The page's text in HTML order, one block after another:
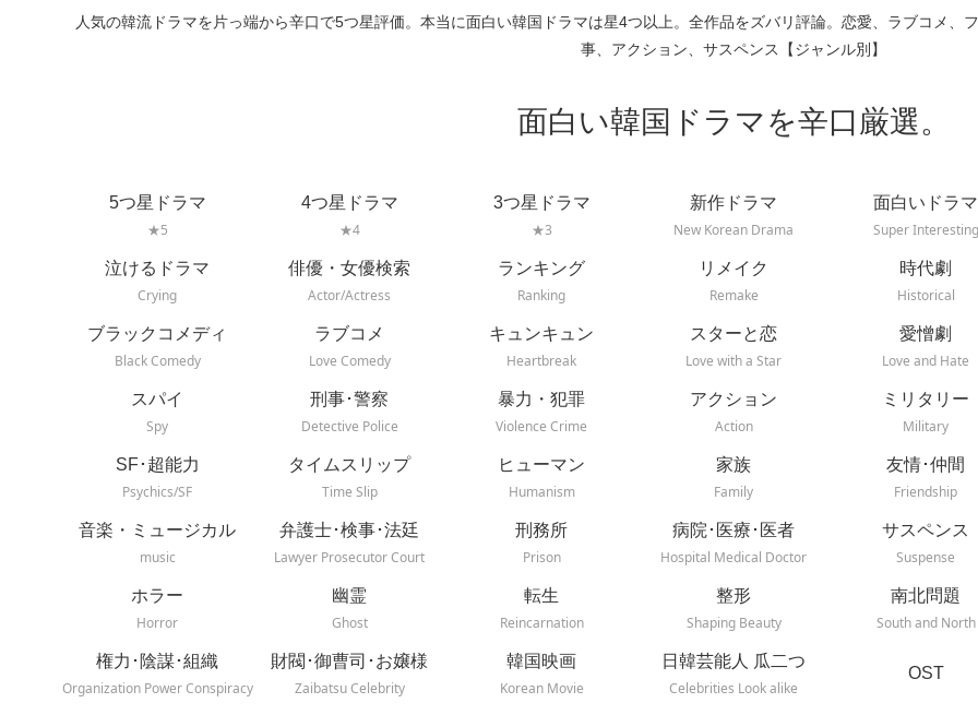
人気の韓流ドラマを片っ端から辛口で5つ星評価。本当に面白い韓国ドラマは星4つ以上。全作品をズバリ評論。恋愛、ラブコメ、
事、アクション、サスペンス【ジャンル別】
面白い韓国ドラマを辛口厳選。
5つ星ドラマ
★5
4つ星ドラマ
★4
3つ星ドラマ
★3
新作ドラマ
New Korean Drama
面白いドラマ
Super Interesting
泣けるドラマ
Crying
俳優・女優検索
Actor/Actress
ランキング
Ranking
リメイク
Remake
時代劇
Historical
ブラックコメディ
Black Comedy
ラブコメ
Love Comedy
キュンキュン
Heartbreak
スターと恋
Love with a Star
愛憎劇
Love and Hate
スパイ
Spy
刑事･警察
Detective Police
暴力・犯罪
Violence Crime
アクション
Action
ミリタリー
Military
SF･超能力
Psychics/SF
タイムスリップ
Time Slip
ヒューマン
Humanism
家族
Family
友情･仲間
Friendship
音楽・ミュージカル
music
弁護士･検事･法廷
Lawyer Prosecutor Court
刑務所
Prison
病院･医療･医者
Hospital Medical Doctor
サスペンス
Suspense
ホラー
Horror
幽霊
Ghost
転生
Reincarnation
整形
Shaping Beauty
南北問題
South and North
権力･陰謀･組織
Organization Power Conspiracy
財閥･御曹司･お嬢様
Zaibatsu Celebrity
韓国映画
Korean Movie
日韓芸能人 瓜二つ
Celebrities Look alike
OST